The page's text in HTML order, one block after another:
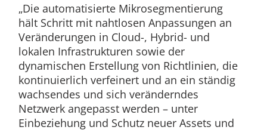
„Die automatisierte Mikrosegmentierung
hält Schritt mit nahtlosen Anpassungen an
Veränderungen in Cloud-, Hybrid- und
lokalen Infrastrukturen sowie der
dynamischen Erstellung von Richtlinien, die
kontinuierlich verfeinert und an ein ständig
wachsendes und sich veränderndes
Netzwerk angepasst werden – unter
Einbeziehung und Schutz neuer Assets und